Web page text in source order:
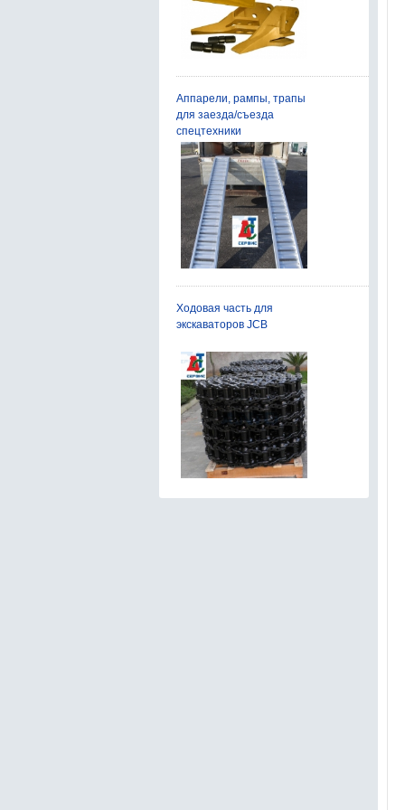
Валы питателей
Элементы ходовой части
Аппарели, рампы, трапы
для заезда/съезда
спецтехники
Ходовая часть для
экскаваторов JCB